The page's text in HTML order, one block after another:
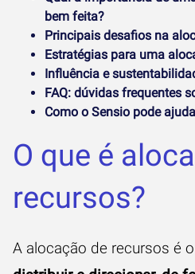
bem feita?
Principais desafios na
Estratégias para uma
Influência e
FAQ: dúvidas frequentes
Como o Sensio pode
O que é
recursos?
A alocação de recursos é o